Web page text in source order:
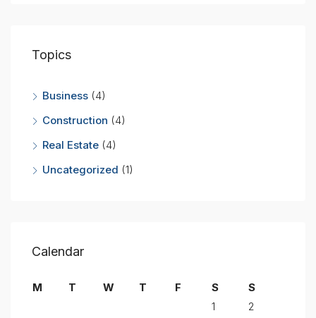
Topics
Business (4)
Construction (4)
Real Estate (4)
Uncategorized (1)
Calendar
M T W T F S
S
1
2